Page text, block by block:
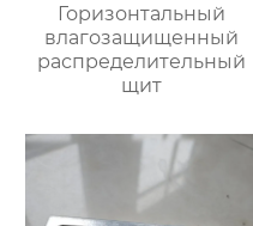
Горизонтальный
влагозащищенный
распределительный
щит